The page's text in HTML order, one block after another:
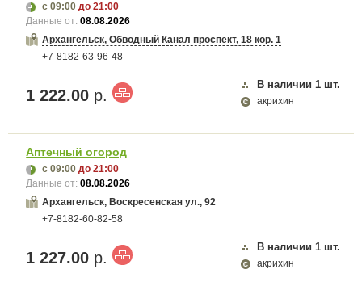
с 09:00 до 21:00
Данные от:08.08.2026
Архангельск, Обводный Канал проспект, 18 кор. 1
+7-8182-63-96-48
1 222.00 р.
В наличии 1 шт.
акрихин
Аптечный огород
с 09:00 до 21:00
Данные от:08.08.2026
Архангельск, Воскресенская ул., 92
+7-8182-60-82-58
1 227.00 р.
В наличии 1 шт.
акрихин